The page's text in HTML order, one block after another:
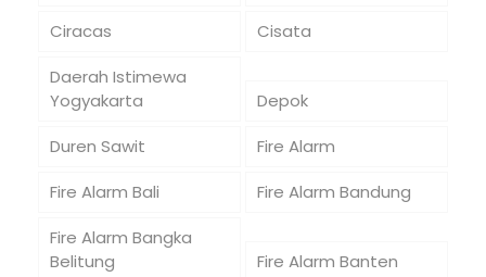
Ciracas
Cisata
Daerah Istimewa
Yogyakarta
Depok
Duren Sawit
Fire Alarm
Fire Alarm Bali
Fire Alarm Bandung
Fire Alarm Bangka
Belitung
Fire Alarm Banten